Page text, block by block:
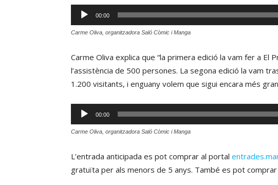
Reproductor
d'àudio
00:00
Carme Oliva, organitzadora Saló Còmic i Manga
Carme Oliva explica que “la primera edició la vam fer a El
l’assistència de 500 persones. La segona edició la vam
1.200 visitants, i enguany volem que sigui encara més
Reproductor
d'àudio
00:00
Carme Oliva, organitzadora Saló Còmic i Manga
L’entrada anticipada es pot comprar al portal
gratuïta per als menors de 5 anys. També es pot comprar